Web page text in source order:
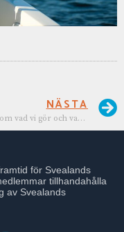
NÄSTA
Ny film om vad vi gör och varför vi gör vad vi gör…. på gång
för Svealands
tillhandahålla
av Svealands